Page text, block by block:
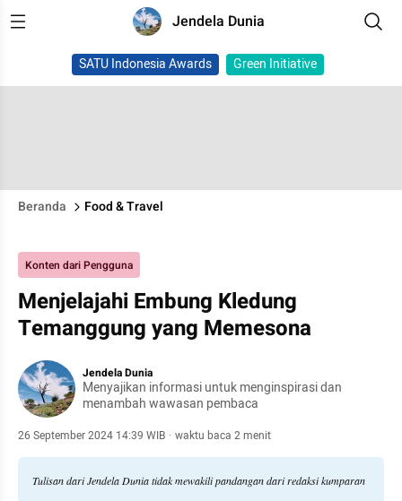
Jendela Dunia
SATU Indonesia Awards Green Initiative
Beranda Food & Travel
Konten dari Pengguna
Menjelajahi Embung Kledung
Temanggung yang Memesona
Jendela Dunia
Menyajikan informasi untuk menginspirasi dan
menambah wawasan pembaca
26 September 2024 14:39 WIB · waktu baca 2 menit
Tulisan dari Jendela Dunia tidak mewakili pandangan dari redaksi kumparan